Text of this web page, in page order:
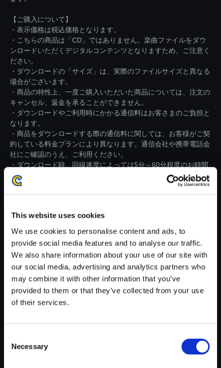
This website uses cookies
We use cookies to personalise content and ads, to
provide social media features and to analyse our traffic.
We also share information about your use of our site with
our social media, advertising and analytics partners who
may combine it with other information that you’ve
provided to them or that they’ve collected from your use
of their services.
Selection
Necessary
【ご購入について】
・表示価格は税込価格となります。
・こちらの商品は「CD」ではありません。楽曲ファイルをダウ
ンロードいただくデジタルコンテンツとなりますため、ご注意く
ださい。
・ダウンロードの「サイズ」は、実際のファイルサイズと異なる
場合がございます。
・商品の特性上、一度ご購入いただいた商品については、注文の
キャンセル、返金を承ることができません。
・ダウンロードやご利用時にかかる通信料はお客さまのご負担と
なります。
・商品をダウンロードする際の通信料に関しては、お客様がご契
約している料金プランにより異なります。通信会社や携帯電話会
社にご確認のうえ、ご利用ください。
・ダウンロード時、回線速度によっては5分～60分程度のお時間
がかかる場合がございます。
※ご購入いただいたファイルのダウンロードの際には、通信環境
が安定しているWifi環境でお試しください。
【単曲】モンスターハンター ス
ウィング ～ビッグバンドジャズ
アレンジ～ 雪村の盛り場